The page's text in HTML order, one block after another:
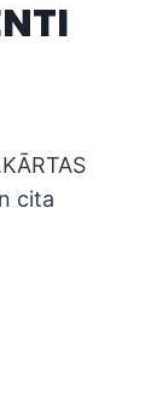
cita